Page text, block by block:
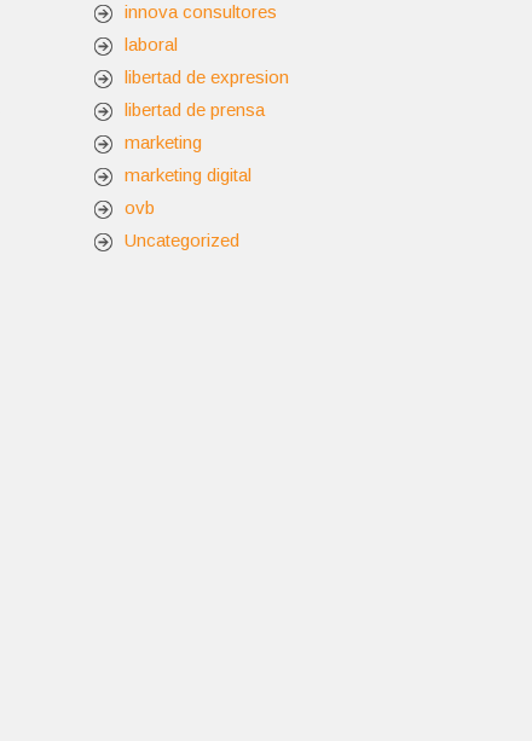
innova consultores
laboral
libertad de expresion
libertad de prensa
marketing
marketing digital
ovb
Uncategorized